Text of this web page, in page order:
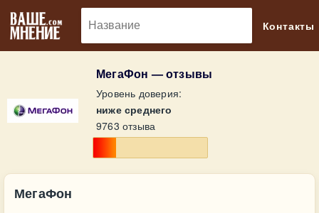
Контакты
МегаФон — отзывы
Уровень доверия:
ниже среднего
9763 отзыва
МегаФон